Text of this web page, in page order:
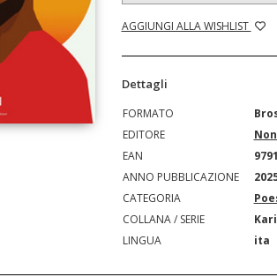
AGGIUNGI ALLA WISHLIST
Dettagli
FORMATO
EDITORE
EAN
ANNO PUBBLICAZIONE
CATEGORIA
COLLANA / SERIE
LINGUA
ita